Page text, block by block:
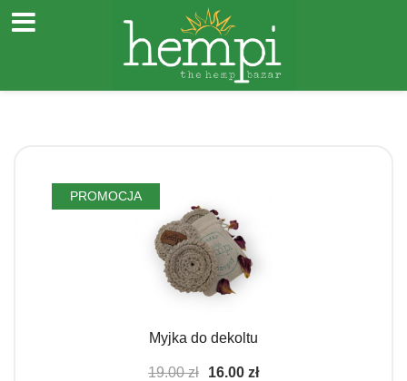
PROMOCJA
Myjka do dekoltu
19.00zł
Pierwotna
16.00 złAktualna